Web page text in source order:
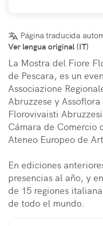
Página traducida
Ver lengua original (IT)
La Mostra del Fiore
de Pescara, es un
Associazione
Abruzzese y
Florovivaisti
Cámara de Comercio
Ateneo Europeo de
En ediciones
presencias al año, y
de 15 regiones
de todo el mundo.